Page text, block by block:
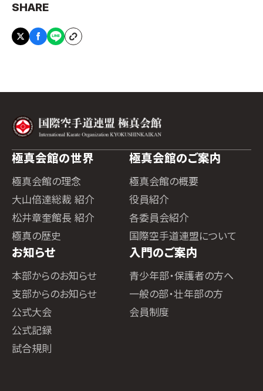
SHARE
極真会館の世界
極真会館の理念
大山倍達総裁 紹介
松井章奎館長 紹介
極真の歴史
極真会館のご案内
極真会館の概要
役員紹介
各委員会紹介
国際空手道連盟について
お知らせ
本部からのお知らせ
支部からのお知らせ
公式大会
公式記録
試合規則
入門のご案内
青少年部・保護者の方へ
一般の部・壮年部の方
会員制度